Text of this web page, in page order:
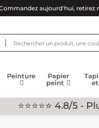
aujourd'hui, retirez
Peinture
Papier
peint
⭐⭐⭐⭐⭐ 4.8/5 -